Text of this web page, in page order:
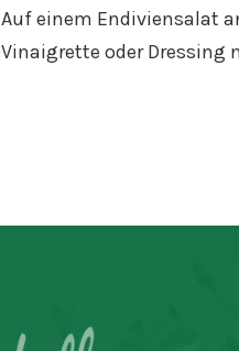
Auf einem Endiviensalat
Vinaigrette oder Dressing